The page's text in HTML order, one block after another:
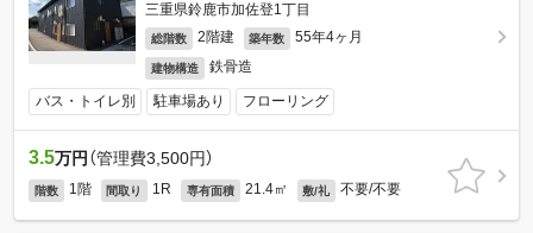
三重県鈴鹿市加佐登1丁目
総階数 2階建 築年数 55年4ヶ月
建物構造 鉄骨造
バス・トイレ別 駐車場あり フローリング
3.5万円 （管理費3,500円）
階数 1階 間取り 1R 専有面積 21.4㎡ 敷/礼 不要/不要